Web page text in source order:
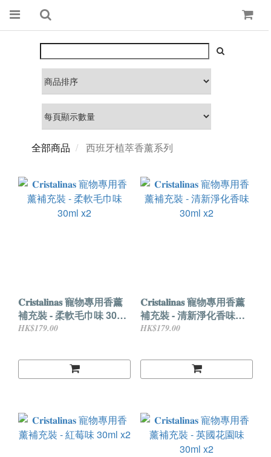
全部商品 西班牙植萃香薰系列
𝐂𝐫𝐢𝐬𝐭𝐚𝐥𝐢𝐧𝐚𝐬 寵物專用香薰
補充裝 - 柔軟毛巾味 30ml
x2
HK$179.00
𝐂𝐫𝐢𝐬𝐭𝐚𝐥𝐢𝐧𝐚𝐬 寵物專用香薰
補充裝 - 清新淨化香味
30ml x2
HK$179.00